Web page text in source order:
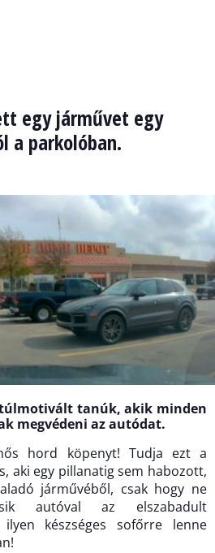
egy járművet egy
a parkolóban.
tanúk, akik minden
megvédeni az autódat.
hord köpenyt! Tudja ezt a
aki egy pillanatig sem habozott,
járművéből, csak hogy ne
autóval az elszabadult
ilyen készséges sofőrre lenne